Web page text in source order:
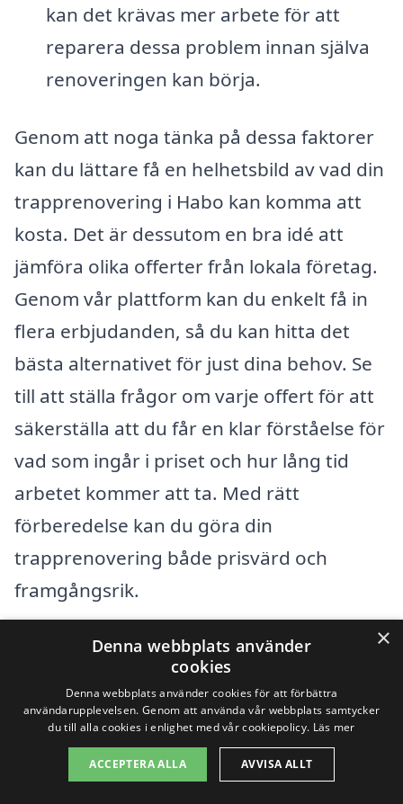
kan det krävas mer arbete för att
reparera dessa problem innan själva
renoveringen kan börja.
Genom att noga tänka på dessa faktorer
kan du lättare få en helhetsbild av vad din
trapprenovering i Habo kan komma att
kosta. Det är dessutom en bra idé att
jämföra olika offerter från lokala företag.
Genom vår plattform kan du enkelt få in
flera erbjudanden, så du kan hitta det
bästa alternativet för just dina behov. Se
till att ställa frågor om varje offert för att
säkerställa att du får en klar förståelse för
vad som ingår i priset och hur lång tid
arbetet kommer att ta. Med rätt
förberedelse kan du göra din
trapprenovering både prisvärd och
framgångsrik.
Få 3 erbjudanden, gratis och utan
förpliktelser
Sök efter en
×
Denna webbplats använder
cookies
Denna webbplats använder cookies för att förbättra
användarupplevelsen. Genom att använda vår webbplats samtycker
du till alla cookies i enlighet med vår cookiepolicy. Läs mer
ACCEPTERA ALLA AVVISA ALLT